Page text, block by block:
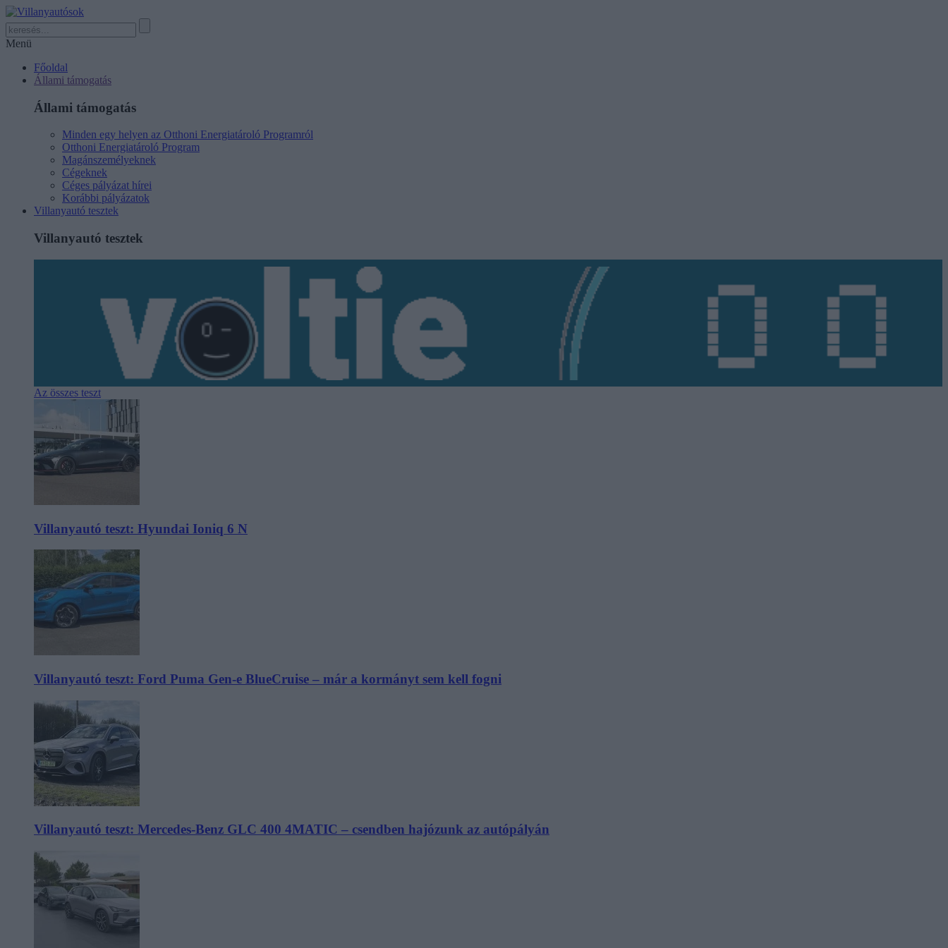
Menü
Főoldal
Állami támogatás
Állami támogatás
Minden egy helyen az Otthoni Energiatároló Programról
Otthoni Energiatároló Program
Magánszemélyeknek
Cégeknek
Céges pályázat hírei
Korábbi pályázatok
Villanyautó tesztek
Villanyautó tesztek
Az összes teszt
Villanyautó teszt: Hyundai Ioniq 6 N
Villanyautó teszt: Ford Puma Gen-e BlueCruise – már a kormányt sem kell fogni
Villanyautó teszt: Mercedes-Benz GLC 400 4MATIC – csendben hajózunk az autópályán